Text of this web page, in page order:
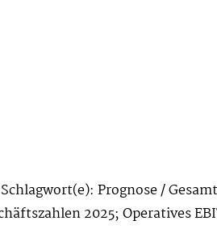
Prognose /
2025; Operatives